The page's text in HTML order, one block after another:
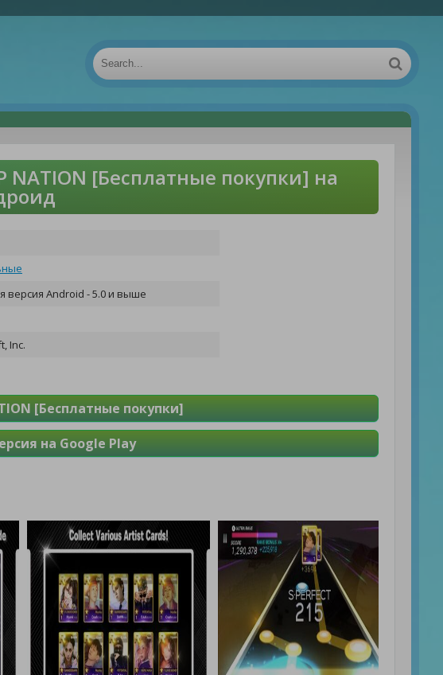
[Бесплатные покупки] на
версия Android - 5.0 и выше
Inc.
[Бесплатные покупки]
на Google Play